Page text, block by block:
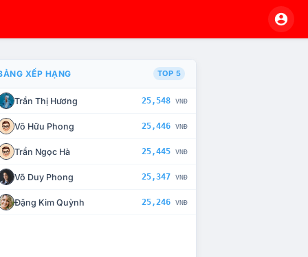
CHẾ TÀI XỬ LÝ VI PHẠM
XẾP HẠNG TOP 5
Trần Thị Hương 25,548 VNĐ
Võ Hữu Phong 25,446 VNĐ
Trần Ngọc Hà 25,445 VNĐ
Võ Duy Phong 25,347 VNĐ
Đặng Kim Quỳnh 25,246 VNĐ